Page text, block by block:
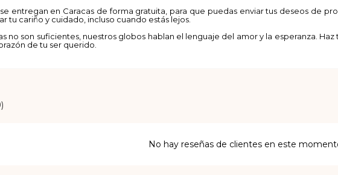
entregan en Caracas de forma gratuita, para que puedas enviar tus deseos de
tu cariño y cuidado, incluso cuando estás lejos.
no son suficientes, nuestros globos hablan el lenguaje del amor y la esperanza.
de tu ser querido.
No hay reseñas de clientes en este